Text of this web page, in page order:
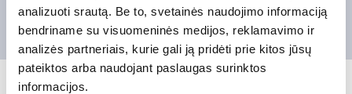
analizuoti srautą. Be to, svetainės naudojimo informaciją
bendriname su visuomeninės medijos, reklamavimo ir
analizės partneriais, kurie gali ją pridėti prie kitos jūsų
pateiktos arba naudojant paslaugas surinktos
informacijos.
scenos